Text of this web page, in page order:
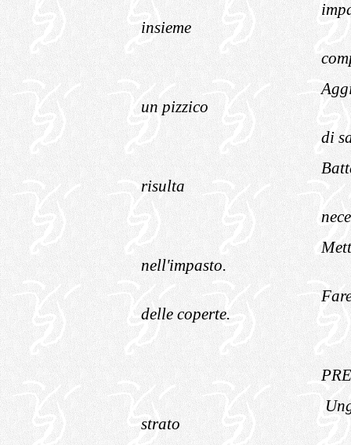
insieme
un pizzico
di
risulta
nell'impasto.
delle coperte.
strato